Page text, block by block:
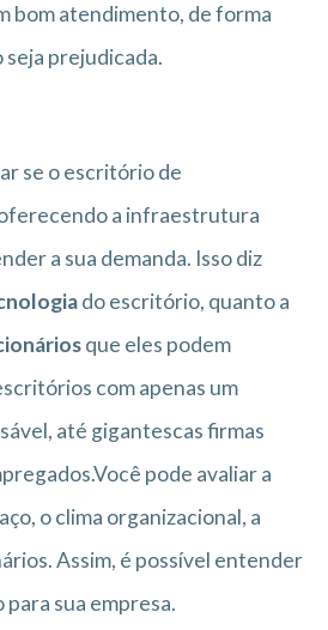
bom atendimento, de forma
seja prejudicada.
se o escritório de
a infraestrutura
a sua demanda. Isso diz
do escritório, quanto a
que eles podem
com apenas um
até gigantescas firmas
pode avaliar a
o clima organizacional, a
Assim, é possível entender
para sua empresa.